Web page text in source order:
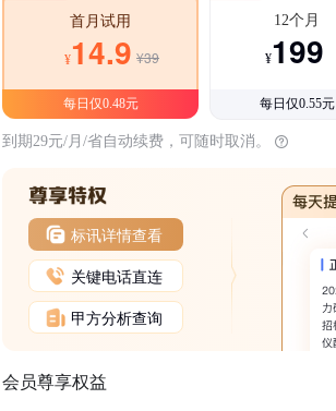
首月试用
¥14.9 ¥39
每日仅0.48元
12个月
¥199
每日仅0.55元
到期29元/月/省自动续费，可随时取消。
标讯详情查看
关键电话直连
甲方分析查询
会员尊享权益